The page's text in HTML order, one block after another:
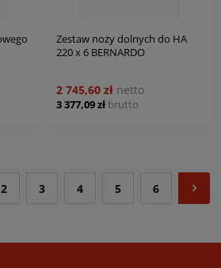
Zestaw noży dolnych do HA
220 x 6 BERNARDO
3 377,09 zł brutto
2 745,60 zł netto
2 3 4 5 6